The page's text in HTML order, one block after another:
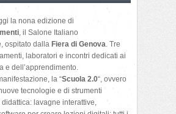
la nona edizione di
, il Salone Italiano
ospitato dalla Fiera di Genova. Tre
laboratori e incontri dedicati ai
e dell’apprendimento.
la “Scuola 2.0“, ovvero
tecnologie e di strumenti
lavagne interattive,